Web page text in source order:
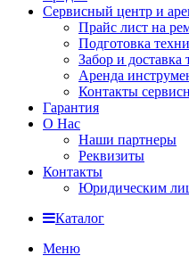
Сервисный центр и
Прайс лист на
Подготовка
Забор и
Аренда
Контакты
Гарантия
О Нас
Наши партнеры
Реквизиты
Контакты
Юридическим
Каталог
Меню